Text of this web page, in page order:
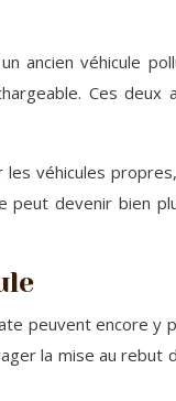
ancien véhicule
Ces
véhicules
peut devenir bien
peuvent encore y
la mise au rebut